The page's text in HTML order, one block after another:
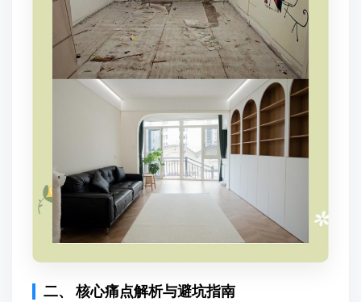
二、 核心痛点解析与避坑指南